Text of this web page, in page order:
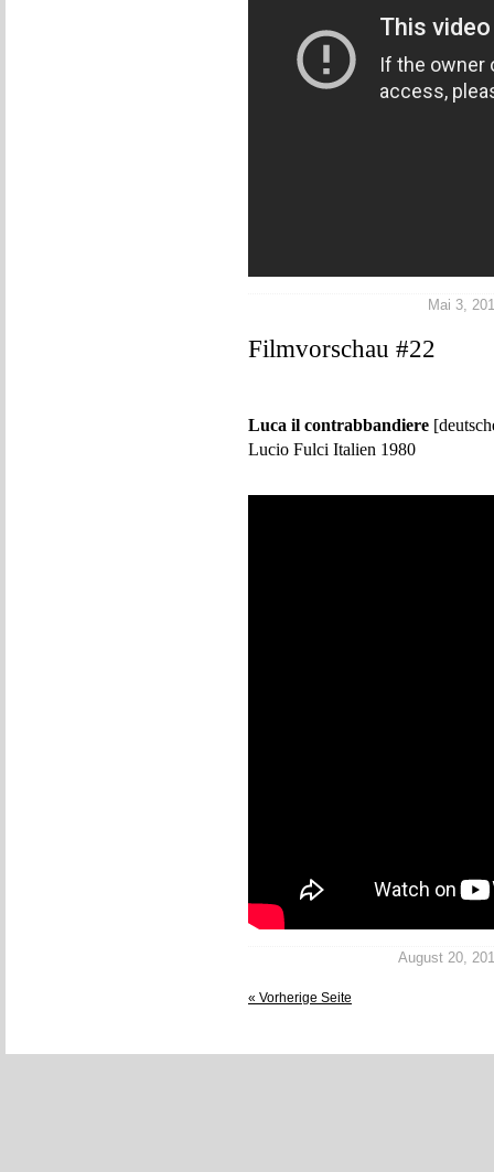
Mai 3,
Filmvorschau #22
Luca il contrabbandiere
Lucio Fulci Italien 1980
August 20,
« Vorherige Seite